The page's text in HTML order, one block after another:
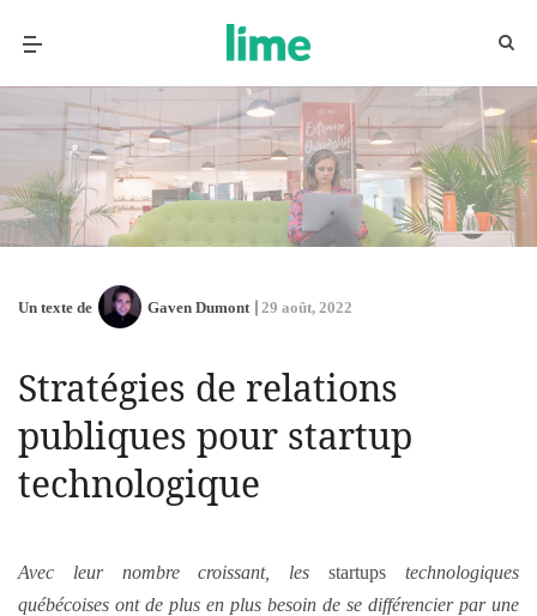
Un texte de Gaven Dumont 29 août, 2022
Stratégies de relations
publiques pour startup
technologique
Avec leur nombre croissant, lesstartups technologiques
québécoises ont de plus en plus besoin de se différencier par une